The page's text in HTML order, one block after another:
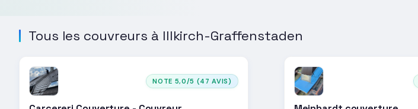
Tous les couvreurs à Illkirch-Graffenstaden
NOTE 5,0/5 (47 AVIS)